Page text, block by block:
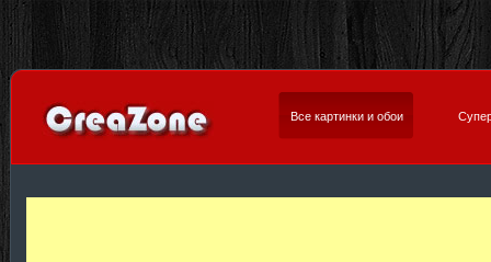
Все картинки и обои